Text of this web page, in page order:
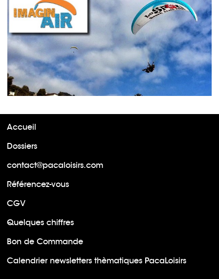
Accueil
Dossiers
contact@pacaloisirs.com
Référencez-vous
CGV
Quelques chiffres
Bon de Commande
Calendrier newsletters thèmatiques PacaLoisirs